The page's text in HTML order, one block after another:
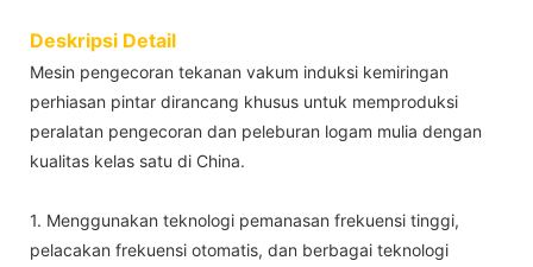
Deskripsi Detail
Mesin pengecoran tekanan vakum induksi kemiringan
perhiasan pintar dirancang khusus untuk memproduksi
peralatan pengecoran dan peleburan logam mulia dengan
kualitas kelas satu di China.
1. Menggunakan teknologi pemanasan frekuensi tinggi,
pelacakan frekuensi otomatis, dan berbagai teknologi